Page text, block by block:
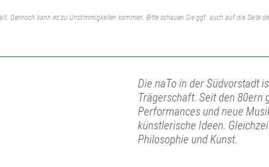
Dennoch kann es zu Unstimmigkeiten kommen. Bitte schauen Sie ggf. auch auf die Seite
Die naTo in der Südvorstadt
Trägerschaft. Seit den 80ern
Performances und neue
künstlerische Ideen.
Philosophie und Kunst.